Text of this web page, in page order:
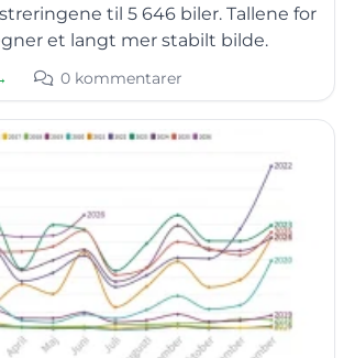
til 5 646 biler. Tallene for
et langt mer stabilt bilde.
0 kommentarer